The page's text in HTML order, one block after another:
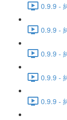
0.9.9 -
0.9.9 -
0.9.9 -
0.9.9 -
0.9.9 -